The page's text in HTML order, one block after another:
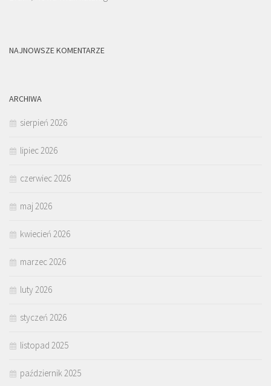
NAJNOWSZE KOMENTARZE
ARCHIWA
sierpień 2026
lipiec 2026
czerwiec 2026
maj 2026
kwiecień 2026
marzec 2026
luty 2026
styczeń 2026
listopad 2025
październik 2025